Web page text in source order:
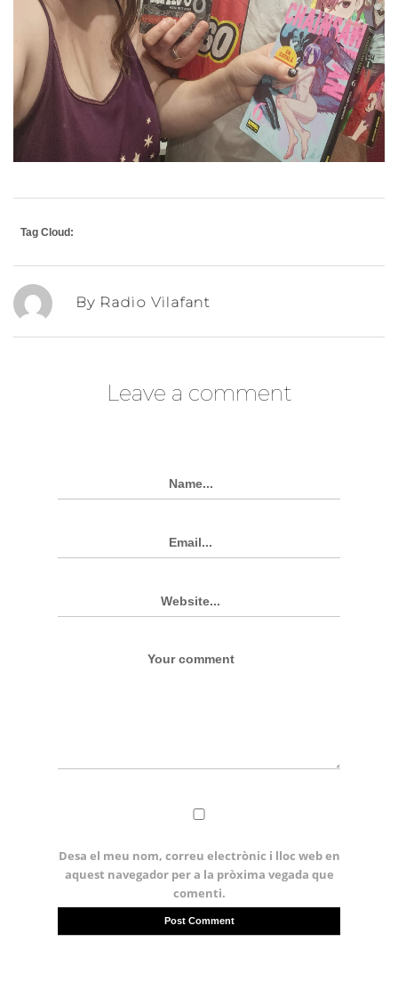
Tag Cloud:
By Radio Vilafant
Leave a comment
Desa el meu nom, correu electrònic i lloc web en
aquest navegador per a la pròxima vegada que
comenti.